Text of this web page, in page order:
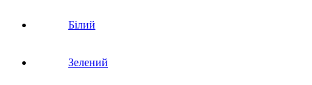
Білий
Зелений